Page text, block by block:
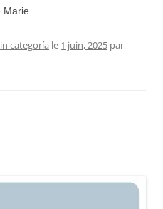
categoría le 1 juin, 2025 par